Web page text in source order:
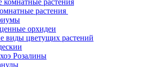
растения
орхидеи
виды цветущих растений
Розалины